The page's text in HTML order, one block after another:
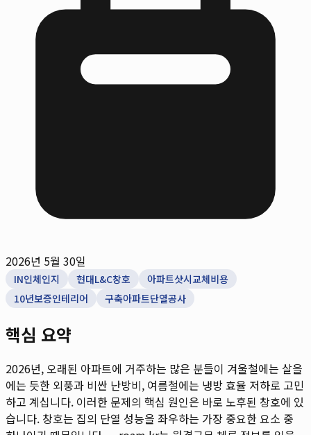
2026년 5월 30일
IN인체인지 현대L&C창호
아파트샷시교체비용
10년보증인테리어
구축아파트단열공사
핵심 요약
2026년, 오래된 아파트에 거주하는 많은 분들이 겨울철에는 살을
에는 듯한 외풍과 비싼 난방비, 여름철에는 냉방 효율 저하로 고민
하고 계십니다. 이러한 문제의 핵심 원인은 바로 노후된 창호에 있
습니다. 창호는 집의 단열 성능을 좌우하는 가장 중요한 요소 중